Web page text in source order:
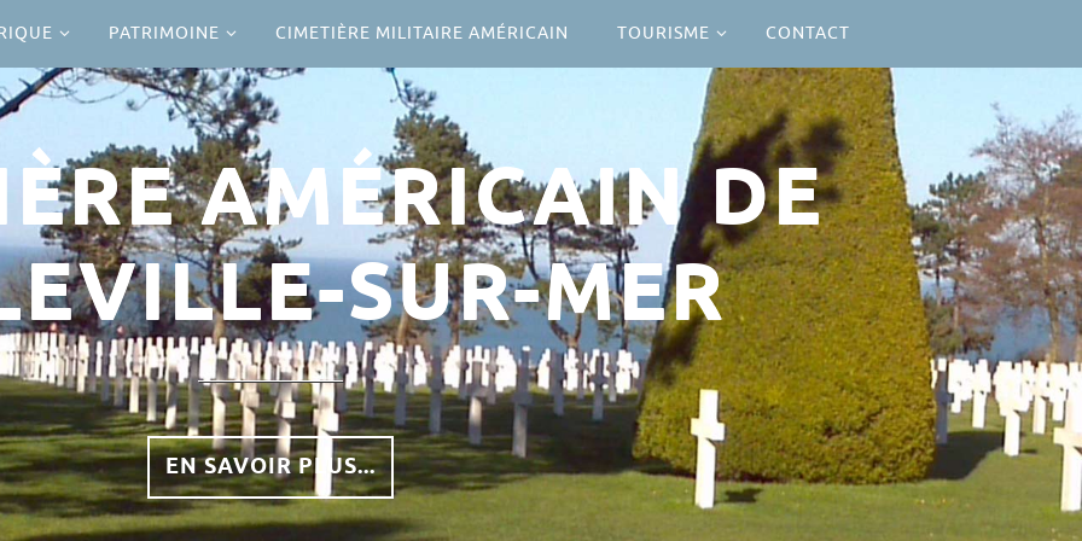
PATRIMOINE CIMETIÈRE MILITAIRE AMÉRICAIN TOURISME CONTACT